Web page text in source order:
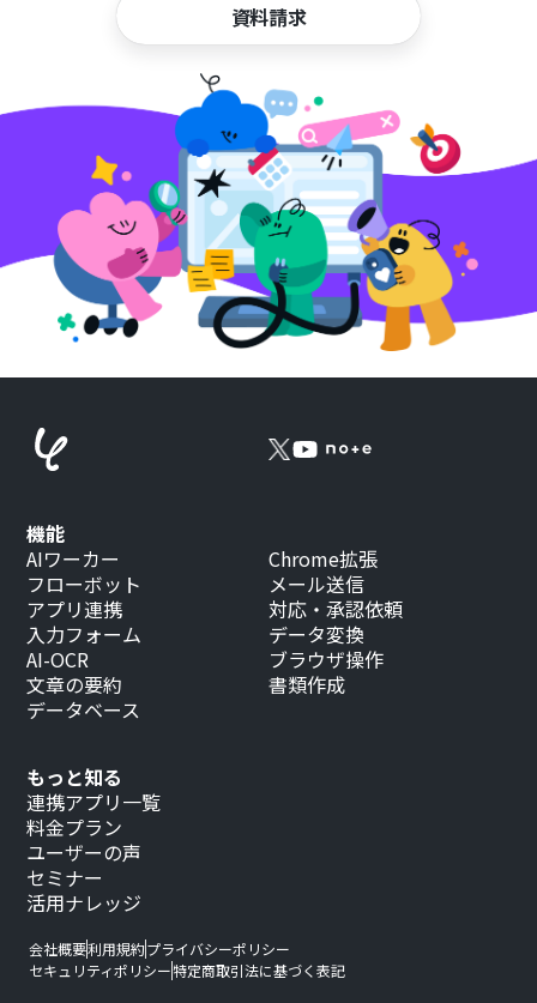
資料請求
もっと知る
連携アプリ一覧
料金プラン
ユーザーの声
セミナー
活用ナレッジ
機能
AIワーカー
フローボット
アプリ連携
入力フォーム
AI-OCR
文章の要約
データベース
Chrome拡張
メール送信
対応・承認依頼
データ変換
ブラウザ操作
書類作成
会社概要利用規約プライバシーポリシー
セキュリティポリシー特定商取引法に基づく表記